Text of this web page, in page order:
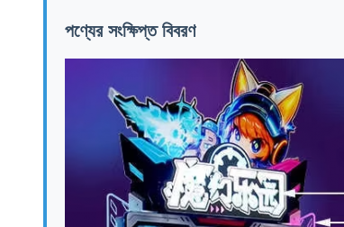
পণ্যের সংক্ষিপ্ত বিবরণ